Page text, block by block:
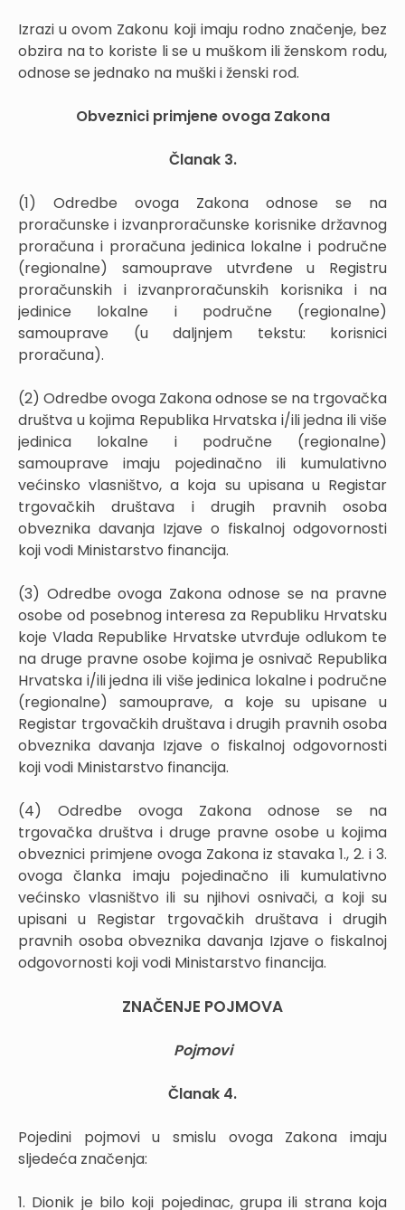
Izrazi u ovom Zakonu koji imaju rodno značenje, bez
obzira na to koriste li se u muškom ili ženskom rodu,
odnose se jednako na muški i ženski rod.
Obveznici primjene ovoga Zakona
Članak 3.
(1) Odredbe ovoga Zakona odnose se na
proračunske i izvanproračunske korisnike državnog
proračuna i proračuna jedinica lokalne i područne
(regionalne) samouprave utvrđene u Registru
proračunskih i izvanproračunskih korisnika i na
jedinice lokalne i područne (regionalne)
samouprave (u daljnjem tekstu: korisnici
proračuna).
(2) Odredbe ovoga Zakona odnose se na trgovačka
društva u kojima Republika Hrvatska i/ili jedna ili više
jedinica lokalne i područne (regionalne)
samouprave imaju pojedinačno ili kumulativno
većinsko vlasništvo, a koja su upisana u Registar
trgovačkih društava i drugih pravnih osoba
obveznika davanja Izjave o fiskalnoj odgovornosti
koji vodi Ministarstvo financija.
(3) Odredbe ovoga Zakona odnose se na pravne
osobe od posebnog interesa za Republiku Hrvatsku
koje Vlada Republike Hrvatske utvrđuje odlukom te
na druge pravne osobe kojima je osnivač Republika
Hrvatska i/ili jedna ili više jedinica lokalne i područne
(regionalne) samouprave, a koje su upisane u
Registar trgovačkih društava i drugih pravnih osoba
obveznika davanja Izjave o fiskalnoj odgovornosti
koji vodi Ministarstvo financija.
(4) Odredbe ovoga Zakona odnose se na
trgovačka društva i druge pravne osobe u kojima
obveznici primjene ovoga Zakona iz stavaka 1., 2. i 3.
ovoga članka imaju pojedinačno ili kumulativno
većinsko vlasništvo ili su njihovi osnivači, a koji su
upisani u Registar trgovačkih društava i drugih
pravnih osoba obveznika davanja Izjave o fiskalnoj
odgovornosti koji vodi Ministarstvo financija.
ZNAČENJE POJMOVA
Pojmovi
Članak 4.
Pojedini pojmovi u smislu ovoga Zakona imaju
sljedeća značenja:
1. Dionik je bilo koji pojedinac, grupa ili strana koja